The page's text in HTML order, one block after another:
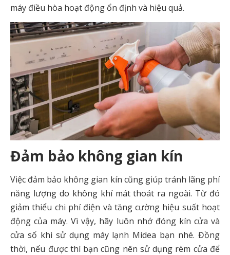
máy điều hòa hoạt động ổn định và hiệu quả.
Đảm bảo không gian kín
Việc đảm bảo không gian kín cũng giúp tránh lãng phí
năng lượng do không khí mát thoát ra ngoài. Từ đó
giảm thiểu chi phí điện và tăng cường hiệu suất hoạt
động của máy. Vì vậy, hãy luôn nhớ đóng kín cửa và
cửa sổ khi sử dụng máy lạnh Midea bạn nhé. Đồng
thời, nếu được thì bạn cũng nên sử dụng rèm cửa để